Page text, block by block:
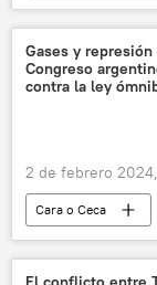
Andrés Manuel
Xóchitl Gálvez
Morena
Gases y
Congreso
contra la ley
2 de febrero
Cara o Ceca
política
Israel